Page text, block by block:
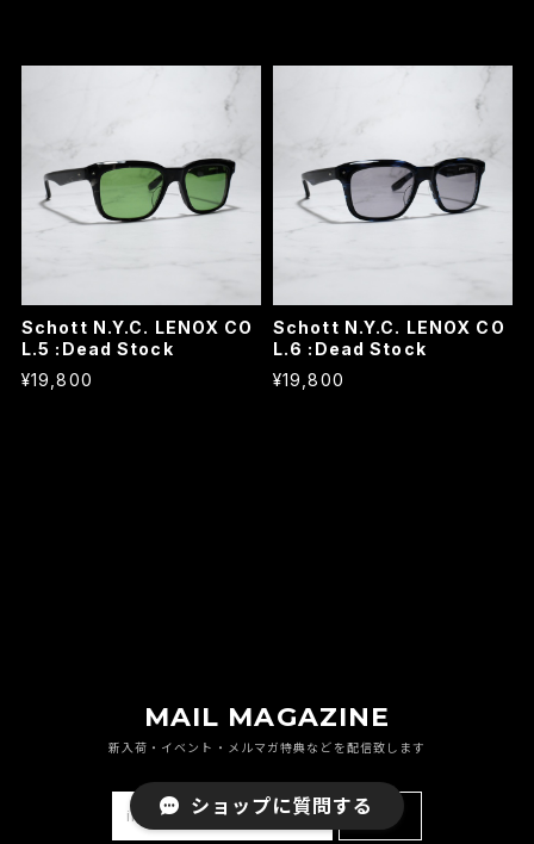
Schott N.Y.C. LENOX CO
L.5 :Dead Stock
¥19,800
Schott N.Y.C. LENOX CO
L.6 :Dead Stock
¥19,800
MAIL MAGAZINE
新入荷・イベント・メルマガ特典などを配信致します
登録
ショップに質問する